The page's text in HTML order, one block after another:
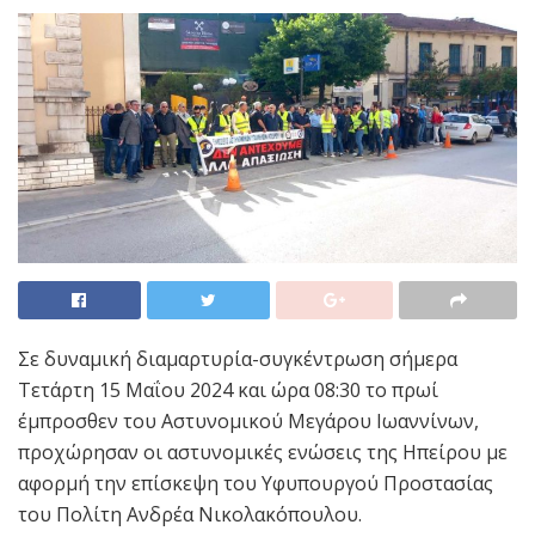
Σε δυναμική διαμαρτυρία-συγκέντρωση σήμερα
Τετάρτη 15 Μαΐου 2024 και ώρα 08:30 το πρωί
έμπροσθεν του Αστυνομικού Μεγάρου Ιωαννίνων,
προχώρησαν οι αστυνομικές ενώσεις της Ηπείρου με
αφορμή την επίσκεψη του Υφυπουργού Προστασίας
του Πολίτη Ανδρέα Νικολακόπουλου.